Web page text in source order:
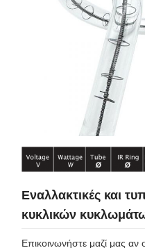
Εναλλακτικές και
κυκλικών
Επικοινωνήστε μαζί μας αν